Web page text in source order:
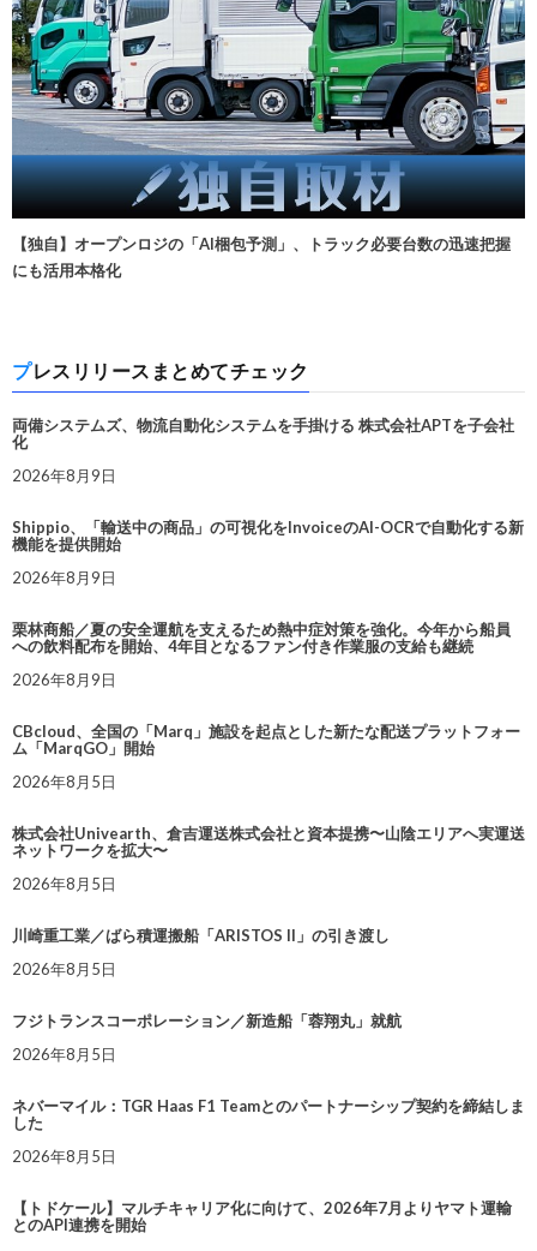
【独自】オープンロジの「AI梱包予測」、トラック必要台数の迅速把握
にも活用本格化
プレスリリースまとめてチェック
両備システムズ、物流自動化システムを手掛ける 株式会社APTを子会社
化
2026年8月9日
Shippio、「輸送中の商品」の可視化をInvoiceのAI-OCRで自動化する新
機能を提供開始
2026年8月9日
栗林商船／夏の安全運航を支えるため熱中症対策を強化。今年から船員
への飲料配布を開始、4年目となるファン付き作業服の支給も継続
2026年8月9日
CBcloud、全国の「Marq」施設を起点とした新たな配送プラットフォー
ム「MarqGO」開始
2026年8月5日
株式会社Univearth、倉吉運送株式会社と資本提携〜山陰エリアへ実運送
ネットワークを拡大〜
2026年8月5日
川崎重工業／ばら積運搬船「ARISTOS II」の引き渡し
2026年8月5日
フジトランスコーポレーション／新造船「蓉翔丸」就航
2026年8月5日
ネバーマイル：TGR Haas F1 Teamとのパートナーシップ契約を締結しま
した
2026年8月5日
【トドケール】マルチキャリア化に向けて、2026年7月よりヤマト運輸
とのAPI連携を開始